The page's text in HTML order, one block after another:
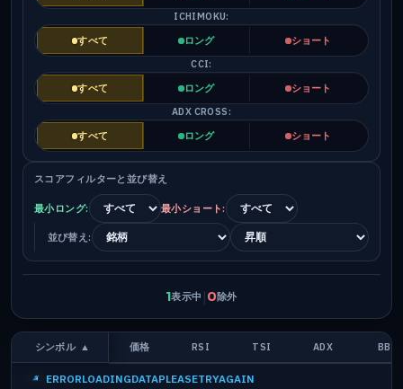
ICHIMOKU:
すべて
ロング
ショート
CCI:
すべて
ロング
ショート
ADX CROSS:
すべて
ロング ショート
スコアフィルターと並び替え
最小ロング: 最小ショート:
並び替え:
1表示中 |0除外
シンボル ▲ 価格 RSI TSI ADX BB
ERRORLOADINGDATAPLEASETRYAGAIN